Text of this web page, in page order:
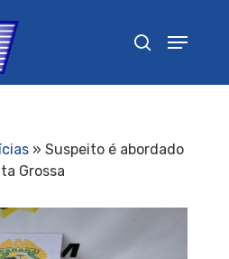
» Suspeito é abordado
Grossa